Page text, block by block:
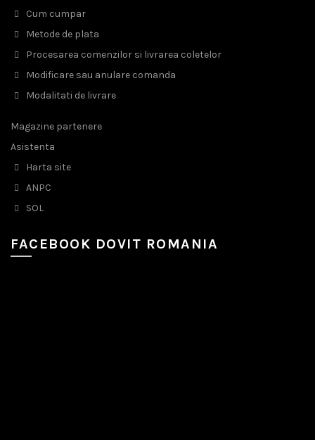
Cum cumpar
Metode de plata
Procesarea comenzilor si livrarea coletelor
Modificare sau anulare comanda
Modalitati de livrare
Magazine partenere
Asistenta
Harta site
ANPC
SOL
FACEBOOK DOVIT ROMANIA